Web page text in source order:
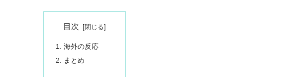
目次
海外の反応
まとめ